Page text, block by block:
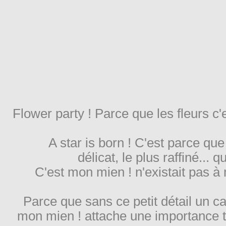
Flower party ! Parce que les fleurs
A star is born ! C'est parce
délicat, le plus raffiné...
C'est mon mien ! n'existait pas
Parce que sans ce petit détail un
mon mien ! attache une